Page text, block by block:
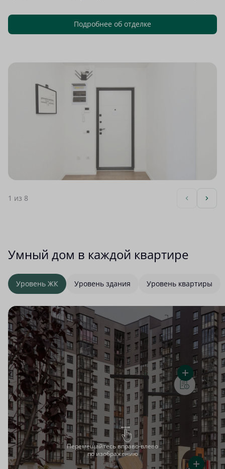
Подробнее об отделке
1 из 8
Умный дом в каждой квартире
Уровень ЖК Уровень здания Уровень квартиры
Перемещайтесь вправо-влево
по изображению